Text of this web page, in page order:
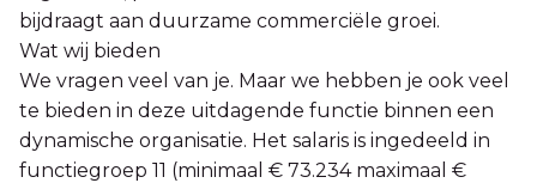
bijdraagt aan duurzame commerciële groei.
Wat wij bieden
We vragen veel van je. Maar we hebben je ook veel
te bieden in deze uitdagende functie binnen een
dynamische organisatie. Het salaris is ingedeeld in
functiegroep 11 (minimaal € 73.234 maximaal €